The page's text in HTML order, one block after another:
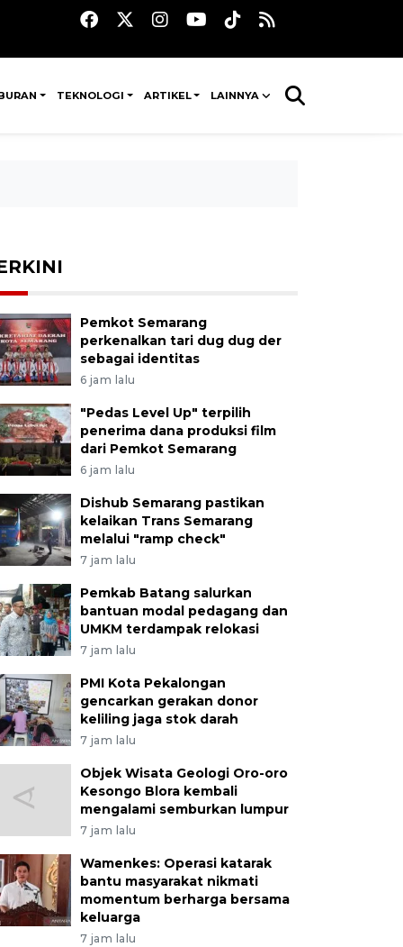
TEKNOLOGI ARTIKEL LAINNYA
Pemkot Semarang
perkenalkan tari dug dug der
sebagai identitas
6 jam lalu
"Pedas Level Up" terpilih
penerima dana produksi film
dari Pemkot Semarang
6 jam lalu
Dishub Semarang pastikan
kelaikan Trans Semarang
melalui "ramp check"
7 jam lalu
Pemkab Batang salurkan
bantuan modal pedagang dan
UMKM terdampak relokasi
7 jam lalu
PMI Kota Pekalongan
gencarkan gerakan donor
keliling jaga stok darah
7 jam lalu
Objek Wisata Geologi Oro-oro
Kesongo Blora kembali
mengalami semburkan lumpur
7 jam lalu
Wamenkes: Operasi katarak
bantu masyarakat nikmati
momentum berharga bersama
keluarga
7 jam lalu